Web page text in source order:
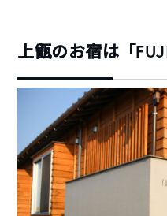
上甑のお宿は「